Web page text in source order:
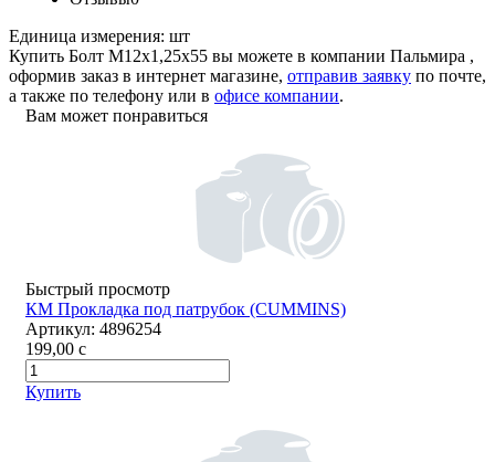
Единица измерения: шт
Купить Болт М12х1,25х55 вы можете в компании Пальмира ,
оформив заказ в интернет магазине, отправив заявку по почте,
а также по телефону или в офисе компании.
Вам может понравиться
Быстрый просмотр
КМ Прокладка под патрубок (СUMMINS)
Артикул: 4896254
199,00 c
Купить